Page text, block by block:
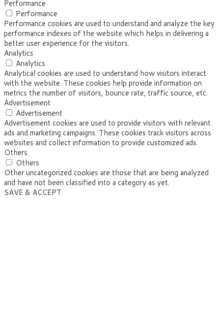
Performance
Performance
Performance cookies are used to understand and analyze the key
performance indexes of the website which helps in delivering a
better user experience for the visitors.
Analytics
Analytics
Analytical cookies are used to understand how visitors interact
with the website. These cookies help provide information on
metrics the number of visitors, bounce rate, traffic source, etc.
Advertisement
Advertisement
Advertisement cookies are used to provide visitors with relevant
ads and marketing campaigns. These cookies track visitors across
websites and collect information to provide customized ads.
Others
Others
Other uncategorized cookies are those that are being analyzed
and have not been classified into a category as yet.
SAVE & ACCEPT